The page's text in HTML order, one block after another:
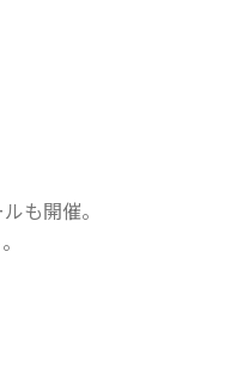
も開催。